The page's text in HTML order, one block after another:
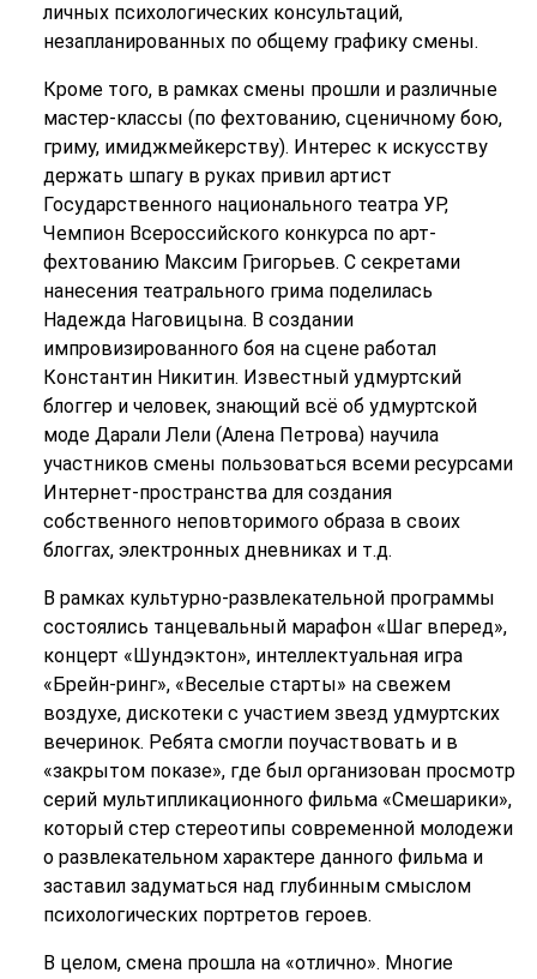
личных психологических консультаций,
незапланированных по общему графику смены.
Кроме того, в рамках смены прошли и различные
мастер-классы (по фехтованию, сценичному бою,
гриму, имиджмейкерству). Интерес к искусству
держать шпагу в руках привил артист
Государственного национального театра УР,
Чемпион Всероссийского конкурса по арт-
фехтованию Максим Григорьев. С секретами
нанесения театрального грима поделилась
Надежда Наговицына. В создании
импровизированного боя на сцене работал
Константин Никитин. Известный удмуртский
блоггер и человек, знающий всё об удмуртской
моде Дарали Лели (Алена Петрова) научила
участников смены пользоваться всеми ресурсами
Интернет-пространства для создания
собственного неповторимого образа в своих
блоггах, электронных дневниках и т.д.
В рамках культурно-развлекательной программы
состоялись танцевальный марафон «Шаг вперед»,
концерт «Шундэктон», интеллектуальная игра
«Брейн-ринг», «Веселые старты» на свежем
воздухе, дискотеки с участием звезд удмуртских
вечеринок. Ребята смогли поучаствовать и в
«закрытом показе», где был организован просмотр
серий мультипликационного фильма «Смешарики»,
который стер стереотипы современной молодежи
о развлекательном характере данного фильма и
заставил задуматься над глубинным смыслом
психологических портретов героев.
В целом, смена прошла на «отлично». Многие